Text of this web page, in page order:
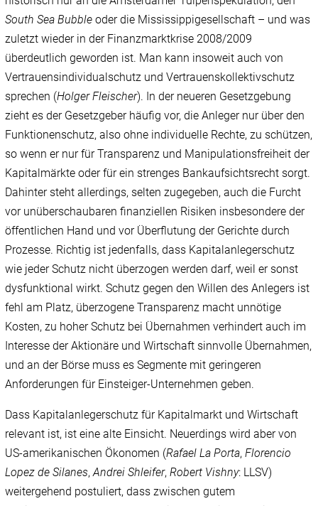
South Sea Bubble oder die Mississippigesellschaft – und was
zuletzt wieder in der Finanzmarktkrise 2008/‌2009
überdeutlich geworden ist. Man kann insoweit auch von
Vertrauensindividualschutz und Vertrauenskollektivschutz
sprechen (Holger Fleischer). In der neueren Gesetzgebung
zieht es der Gesetzgeber häufig vor, die Anleger nur über den
Funktionenschutz, also ohne individuelle Rechte, zu schützen,
so wenn er nur für Transparenz und Manipulationsfreiheit der
Kapitalmärkte oder für ein strenges Bankaufsichtsrecht sorgt.
Dahinter steht allerdings, selten zugegeben, auch die Furcht
vor unüberschaubaren finanziellen Risiken insbesondere der
öffentlichen Hand und vor Überflutung der Gerichte durch
Prozesse. Richtig ist jedenfalls, dass Kapitalanlegerschutz
wie jeder Schutz nicht überzogen werden darf, weil er sonst
dysfunktional wirkt. Schutz gegen den Willen des Anlegers ist
fehl am Platz, überzogene Transparenz macht unnötige
Kosten, zu hoher Schutz bei Übernahmen verhindert auch im
Interesse der Aktionäre und Wirtschaft sinnvolle Übernahmen,
und an der Börse muss es Segmente mit geringeren
Anforderungen für Einsteiger-Unternehmen geben.
Dass Kapitalanlegerschutz für Kapitalmarkt und Wirtschaft
relevant ist, ist eine alte Einsicht. Neuerdings wird aber von
US-amerikanischen Ökonomen (Rafael La Porta,Florencio
Lopez de Silanes,Andrei Shleifer,Robert Vishny: LLSV)
weitergehend postuliert, dass zwischen gutem